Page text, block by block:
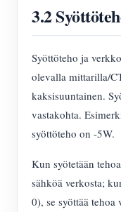
3.2
Syöttöteho ja
olevalla mittarilla/
kaksisuuntainen.
vastakohta.
syöttöteho on -5W.
Kun syötetään
sähköä verkosta;
0), se syöttää tehoa